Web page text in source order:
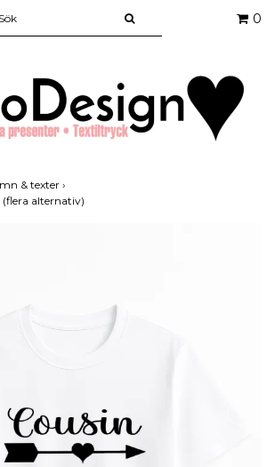
0
& texter›
(flera alternativ)